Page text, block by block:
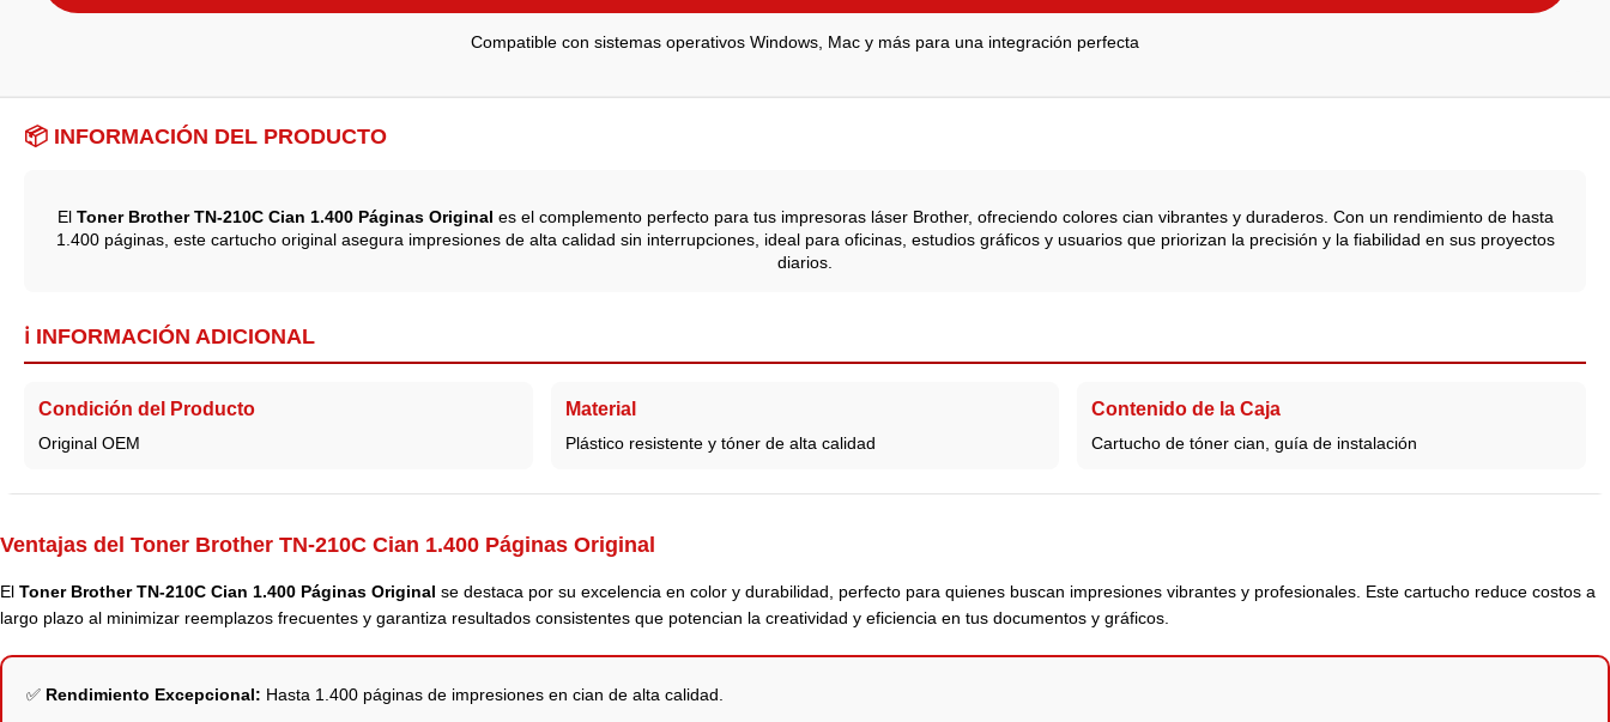
Compatible con sistemas operativos Windows, Mac y más para una integración perfecta
📦 INFORMACIÓN DEL PRODUCTO
El Toner Brother TN-210C Cian 1.400 Páginas Original es el complemento perfecto para tus impresoras láser Brother, ofreciendo colores cian vibrantes y duraderos. Con un rendimiento de hasta
1.400 páginas, este cartucho original asegura impresiones de alta calidad sin interrupciones, ideal para oficinas, estudios gráficos y usuarios que priorizan la precisión y la fiabilidad en sus proyectos
diarios.
ℹ️ INFORMACIÓN ADICIONAL
Condición del Producto
Original OEM
Material
Plástico resistente y tóner de alta calidad
Contenido de la Caja
Cartucho de tóner cian, guía de instalación
Ventajas del Toner Brother TN-210C Cian 1.400 Páginas Original
El Toner Brother TN-210C Cian 1.400 Páginas Original se destaca por su excelencia en color y durabilidad, perfecto para quienes buscan impresiones vibrantes y profesionales. Este cartucho reduce costos a
largo plazo al minimizar reemplazos frecuentes y garantiza resultados consistentes que potencian la creatividad y eficiencia en tus documentos y gráficos.
✅ Rendimiento Excepcional: Hasta 1.400 páginas de impresiones en cian de alta calidad.